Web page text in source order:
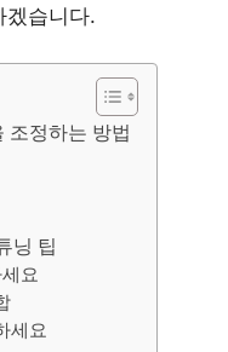
겠습니다.
조정하는 방법
닝 팁
요
세요